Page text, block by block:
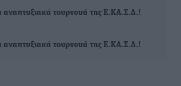
αναπτυξιακά τουρνουά της Ε.ΚΑ.Σ.Δ.!
αναπτυξιακά τουρνουά της Ε.ΚΑ.Σ.Δ.!